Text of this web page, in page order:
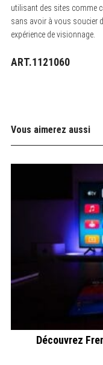
utilisant des sites comme
sans avoir à vous soucier
expérience de visionnage.
ART.1121060
Vous aimerez aussi
Découvrez